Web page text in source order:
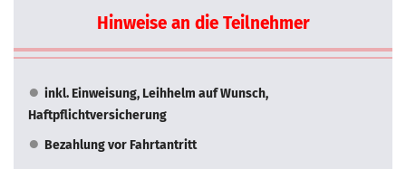
Hinweise an die Teilnehmer
inkl. Einweisung, Leihhelm auf Wunsch,
Haftpflichtversicherung
Bezahlung vor Fahrtantritt